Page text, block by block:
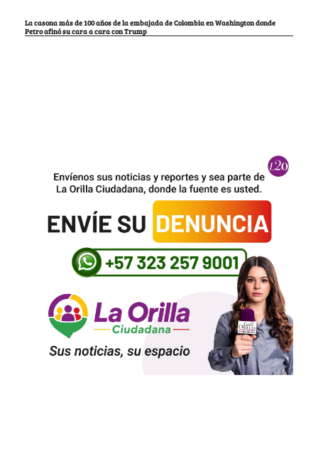
La casona más de 100 años de la embajada de Colombia en Washington donde
Petro afinó su cara a cara con Trump